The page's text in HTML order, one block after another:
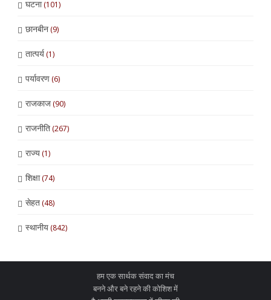
घटना(101)
छानबीन(9)
तात्पर्य(1)
पर्यावरण(6)
राजकाज(90)
राजनीति(267)
राज्य(1)
शिक्षा(74)
सेहत(48)
स्थानीय(842)
हम एक सार्थक संवाद का मंच
बनने और बने रहने की कोशिश में